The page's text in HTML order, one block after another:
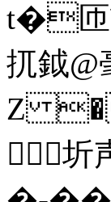
t�匝
扤鉞
Z �
圻